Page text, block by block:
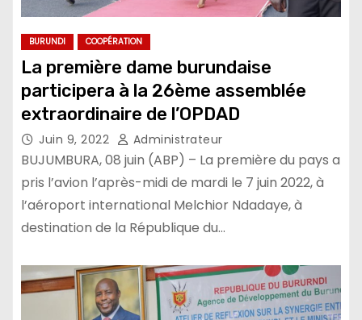
BURUNDI COOPÉRATION
La première dame burundaise
participera à la 26ème assemblée
extraordinaire de l’OPDAD
Juin 9, 2022 Administrateur
BUJUMBURA, 08 juin (ABP) – La première du pays a
pris l’avion l’après-midi de mardi le 7 juin 2022, à
l’aéroport international Melchior Ndadaye, à
destination de la République du…